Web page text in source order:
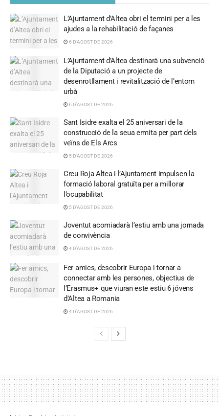
L’Ajuntament d’Altea obri el termini per a les
ajudes a la rehabilitació de façanes
6 D'AGOST DE 2026
L’Ajuntament d’Altea destinarà una subvenció
de la Diputació a un projecte de
desenrotllament i revitalització de l’entorn
urbà
6 D'AGOST DE 2026
Sant Isidre exalta el 25 aniversari de la
construcció de la seua ermita per part dels
veïns de Els Arcs
5 D'AGOST DE 2026
Creu Roja Altea i l’Ajuntament impulsen la
formació laboral gratuïta per a millorar
l’ocupabilitat
5 D'AGOST DE 2026
Joventut acomiadarà l’estiu amb una jornada
de convivència
4 D'AGOST DE 2026
Fer amics, descobrir Europa i tornar a
connectar amb les persones, objectius de
l’Erasmus+ que viuran este estiu 6 jóvens
d’Altea a Romania
4 D'AGOST DE 2026